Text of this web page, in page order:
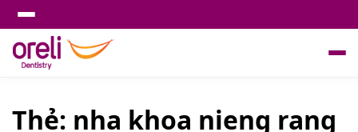
Thẻ: nha khoa nieng rang